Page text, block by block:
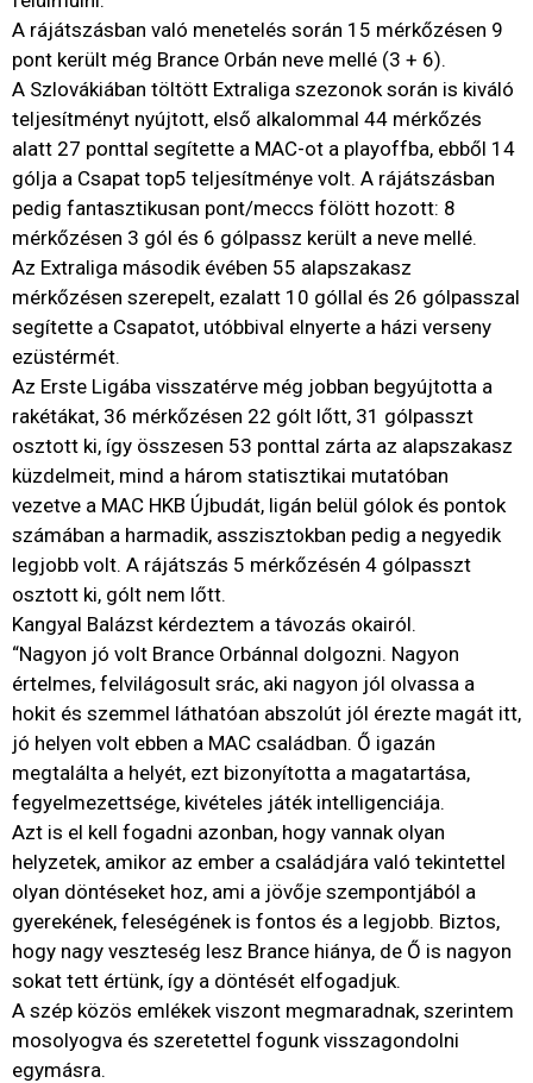
A rájátszásban való menetelés során 15 mérkőzésen 9
pont került még Brance Orbán neve mellé (3 + 6).
A Szlovákiában töltött Extraliga szezonok során is kiváló
teljesítményt nyújtott, első alkalommal 44 mérkőzés
alatt 27 ponttal segítette a MAC-ot a playoffba, ebből 14
gólja a Csapat top5 teljesítménye volt. A rájátszásban
pedig fantasztikusan pont/meccs fölött hozott: 8
mérkőzésen 3 gól és 6 gólpassz került a neve mellé.
Az Extraliga második évében 55 alapszakasz
mérkőzésen szerepelt, ezalatt 10 góllal és 26 gólpasszal
segítette a Csapatot, utóbbival elnyerte a házi verseny
ezüstérmét.
Az Erste Ligába visszatérve még jobban begyújtotta a
rakétákat, 36 mérkőzésen 22 gólt lőtt, 31 gólpasszt
osztott ki, így összesen 53 ponttal zárta az alapszakasz
küzdelmeit, mind a három statisztikai mutatóban
vezetve a MAC HKB Újbudát, ligán belül gólok és pontok
számában a harmadik, asszisztokban pedig a negyedik
legjobb volt. A rájátszás 5 mérkőzésén 4 gólpasszt
osztott ki, gólt nem lőtt.
Kangyal Balázst kérdeztem a távozás okairól.
“Nagyon jó volt Brance Orbánnal dolgozni. Nagyon
értelmes, felvilágosult srác, aki nagyon jól olvassa a
hokit és szemmel láthatóan abszolút jól érezte magát itt,
jó helyen volt ebben a MAC családban. Ő igazán
megtalálta a helyét, ezt bizonyította a magatartása,
fegyelmezettsége, kivételes játék intelligenciája.
Azt is el kell fogadni azonban, hogy vannak olyan
helyzetek, amikor az ember a családjára való tekintettel
olyan döntéseket hoz, ami a jövője szempontjából a
gyerekének, feleségének is fontos és a legjobb. Biztos,
hogy nagy veszteség lesz Brance hiánya, de Ő is nagyon
sokat tett értünk, így a döntését elfogadjuk.
A szép közös emlékek viszont megmaradnak, szerintem
mosolyogva és szeretettel fogunk visszagondolni
egymásra.